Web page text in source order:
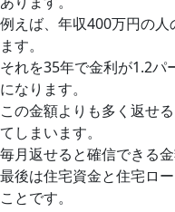
例えば、年収400万円の
ます。
それを35年で金利が1.2パ
になります。
この金額よりも多く返せ
てしまいます。
毎月返せると確信できる
最後は住宅資金と住宅ロ
ことです。